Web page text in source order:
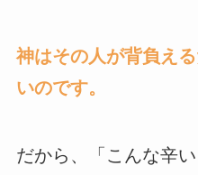
神はその人が背負え
いのです。
だから、「こんな辛